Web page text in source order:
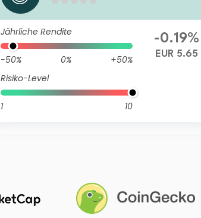
Jährliche Rendite
-50% 0%
+50%
Risiko-Level
1 10
-0.19%
EUR 5.65